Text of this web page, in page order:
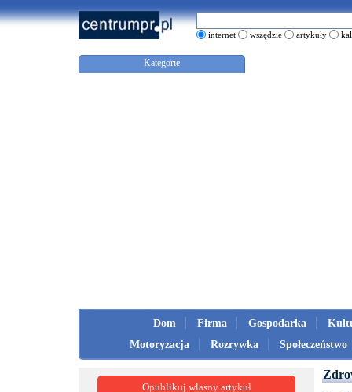
internet wszędzie artykuły
Kategorie
Dom Firma Gospodarka
Motoryzacja
Rozrywka Społeczeństwo
Opublikuj własny artykuł